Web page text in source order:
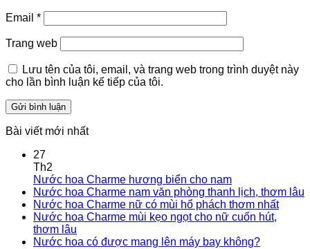
Email *
Trang web
Lưu tên của tôi, email, và trang web trong trình duyệt này
cho lần bình luận kế tiếp của tôi.
Bài viết mới nhất
27
Th2
Nước hoa Charme hương biển cho nam
Nước hoa Charme nam văn phòng thanh lịch, thơm lâu
Nước hoa Charme nữ có mùi hổ phách thơm nhất
Nước hoa Charme mùi kẹo ngọt cho nữ cuốn hút,
thơm lâu
Nước hoa có được mang lên máy bay không?